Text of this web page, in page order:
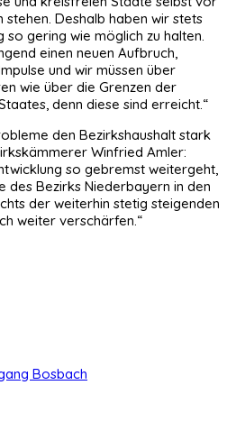
Deshalb haben wir stets
gering wie möglich zu halten.
einen neuen Aufbruch,
und wir müssen über
wie über die Grenzen der
denn diese sind erreicht.“
den Bezirkshaushalt stark
Winfried Amler:
so gebremst weitergeht,
des Bezirks Niederbayern in den
der weiterhin stetig steigenden
weiter verschärfen.“